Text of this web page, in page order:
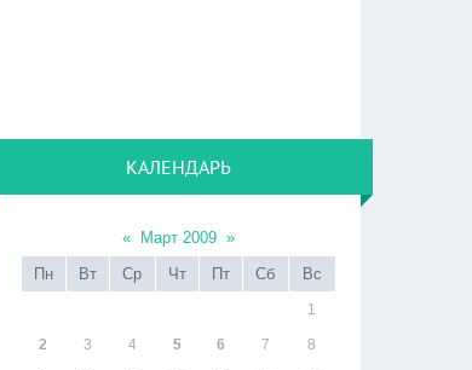
КАЛЕНДАРЬ
« Март 2009 »
Пн
Вт Ср Чт Пт Сб Вс
1
2 3 4 5 6 7 8